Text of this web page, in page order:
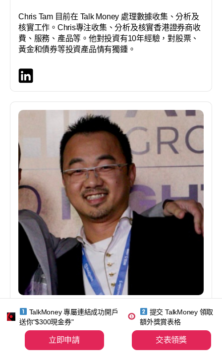
Chris Tam 目前在 Talk Money 處理數據收集、分析及
核實工作。Chris專注收集、分析及核實香港證券商收
費、服務、產品等。他對投資有10年經驗，對股票、
黃金和債券等投資產品情有獨鍾。
George Tam
TalkMoney 專屬連結成功開戶
送你"$300現金券"
立即申請
提交 TalkMoney 領取
額外獎賞表格
交表領獎